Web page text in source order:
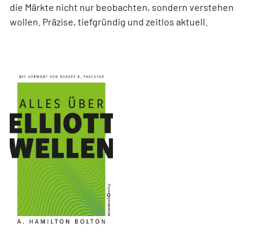
die Märkte nicht nur beobachten, sondern verstehen
wollen. Präzise, tiefgründig und zeitlos aktuell.